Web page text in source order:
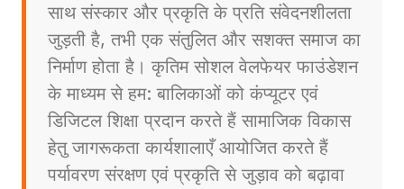
साथ संस्कार और प्रकृति के प्रति संवेदनशीलता
जुड़ती है, तभी एक संतुलित और सशक्त समाज का
निर्माण होता है। कृतिम सोशल वेलफेयर फाउंडेशन
के माध्यम से हम: बालिकाओं को कंप्यूटर एवं
डिजिटल शिक्षा प्रदान करते हैं सामाजिक विकास
हेतु जागरूकता कार्यशालाएँ आयोजित करते हैं
पर्यावरण संरक्षण एवं प्रकृति से जुड़ाव को बढ़ावा